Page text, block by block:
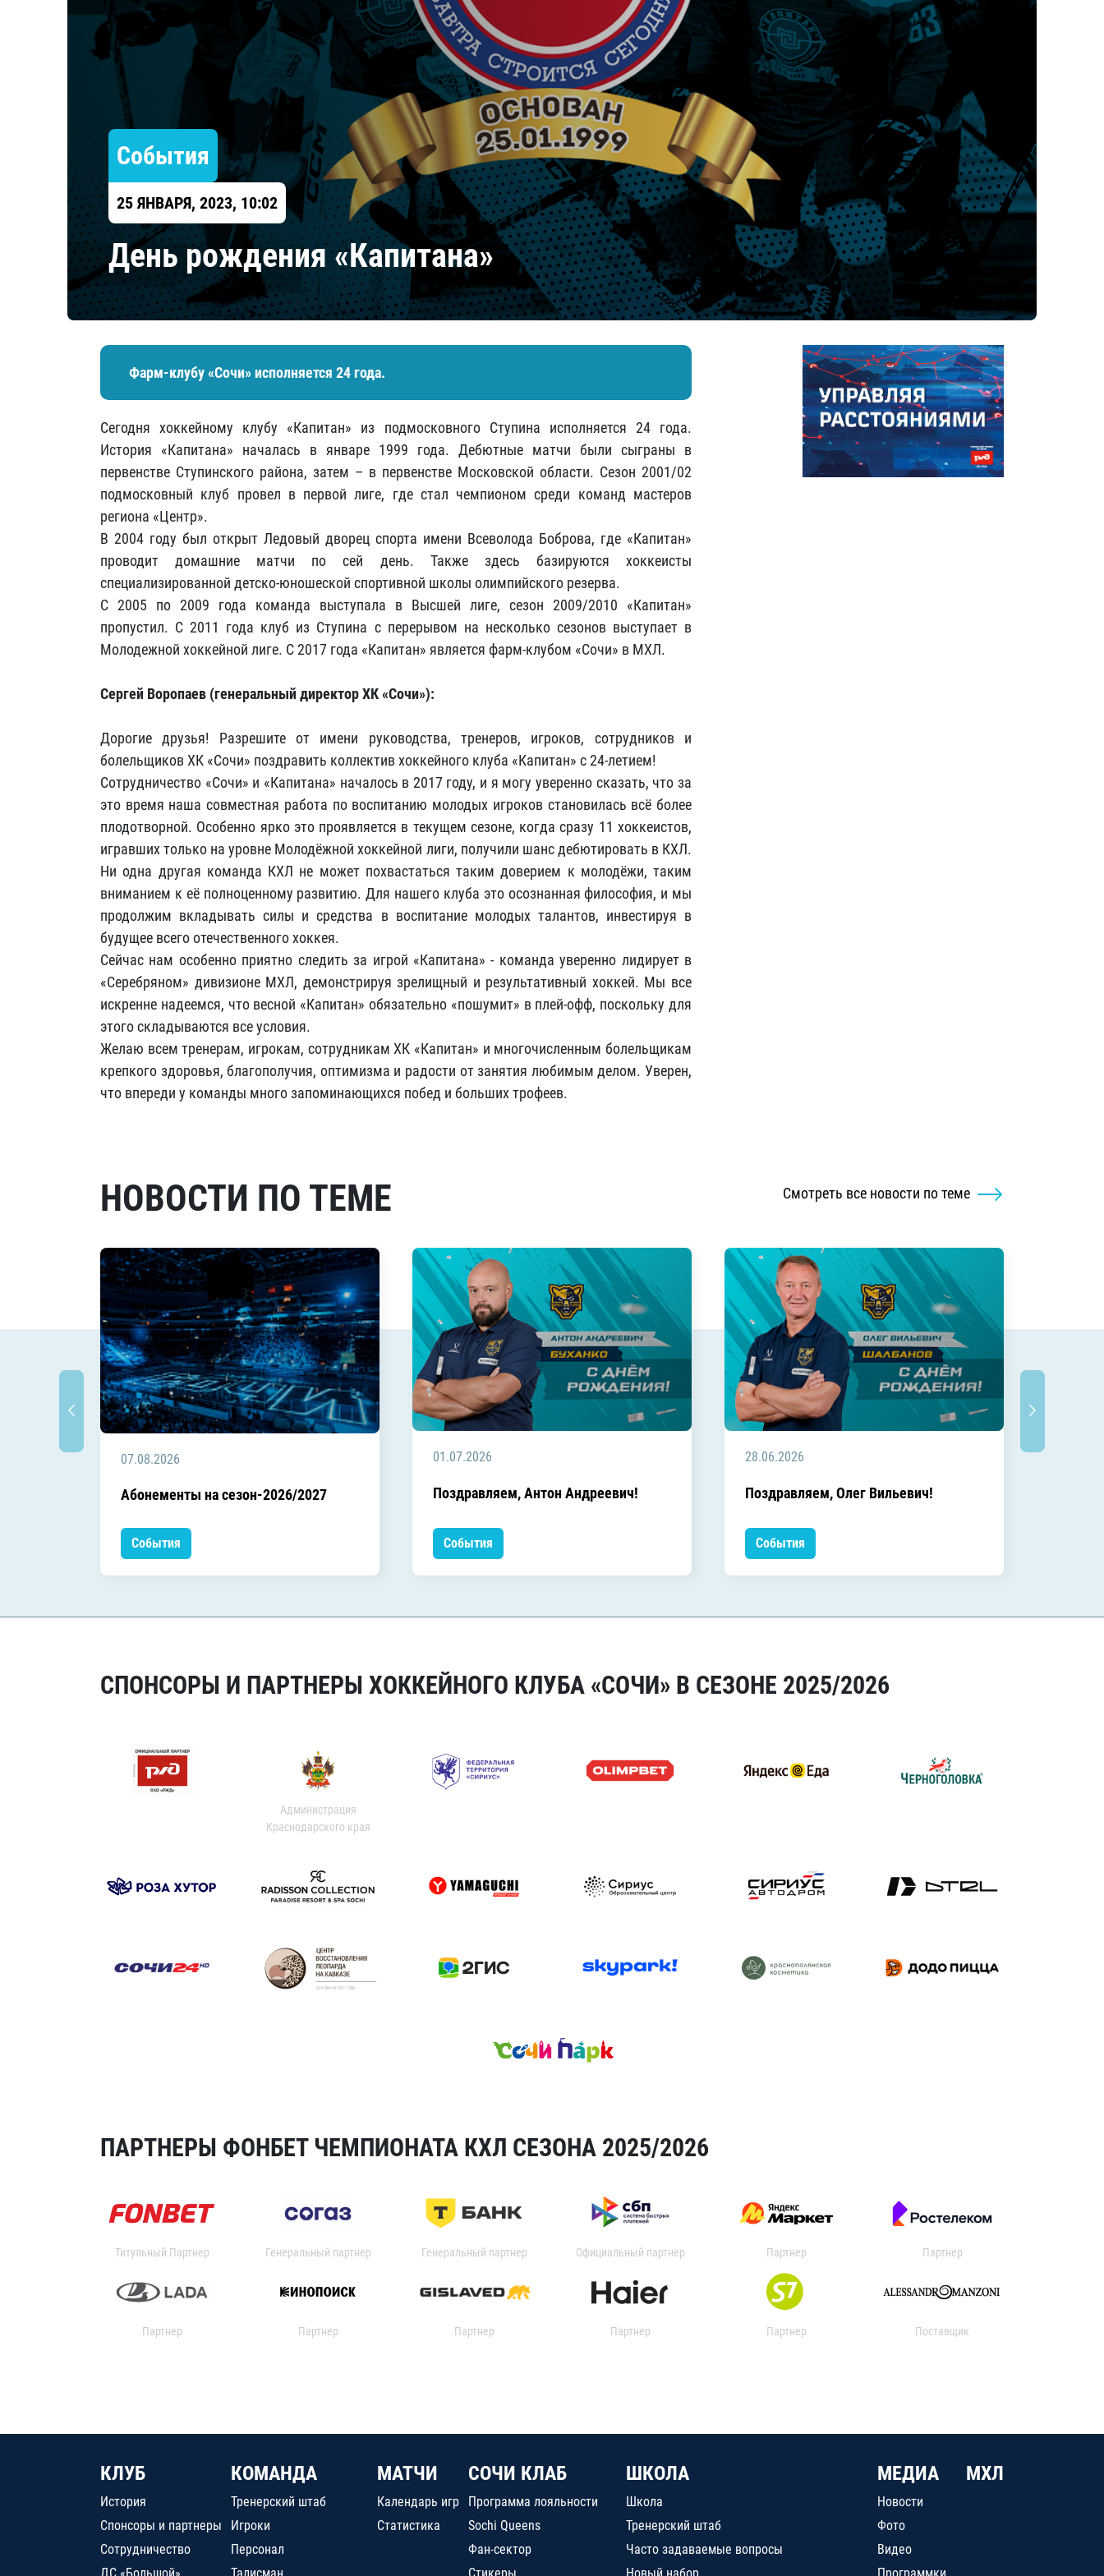
Локомотив
Северсталь
ЦСКА
Шанхайские Драконы
Амур
Барыс
Салават Юлаев
Сибирь
События
25 ЯНВАРЯ, 2023, 10:02
День рождения «Капитана»
Фарм-клубу «Сочи» исполняется 24 года.
Сегодня хоккейному клубу «Капитан» из подмосковного Ступина исполняется 24 года.
История «Капитана» началась в январе 1999 года. Дебютные матчи были сыграны в
первенстве Ступинского района, затем – в первенстве Московской области. Сезон 2001/02
подмосковный клуб провел в первой лиге, где стал чемпионом среди команд мастеров
региона «Центр».
В 2004 году был открыт Ледовый дворец спорта имени Всеволода Боброва, где «Капитан»
проводит домашние матчи по сей день. Также здесь базируются хоккеисты
специализированной детско-юношеской спортивной школы олимпийского резерва.
С 2005 по 2009 года команда выступала в Высшей лиге, сезон 2009/2010 «Капитан»
пропустил. С 2011 года клуб из Ступина с перерывом на несколько сезонов выступает в
Молодежной хоккейной лиге. С 2017 года «Капитан» является фарм-клубом «Сочи» в МХЛ.
Сергей Воропаев (генеральный директор ХК «Сочи»):
Дорогие друзья! Разрешите от имени руководства, тренеров, игроков, сотрудников и
болельщиков ХК «Сочи» поздравить коллектив хоккейного клуба «Капитан» с 24-летием!
Сотрудничество «Сочи» и «Капитана» началось в 2017 году, и я могу уверенно сказать, что за
это время наша совместная работа по воспитанию молодых игроков становилась всё более
плодотворной. Особенно ярко это проявляется в текущем сезоне, когда сразу 11 хоккеистов,
игравших только на уровне Молодёжной хоккейной лиги, получили шанс дебютировать в КХЛ.
Ни одна другая команда КХЛ не может похвастаться таким доверием к молодёжи, таким
вниманием к её полноценному развитию. Для нашего клуба это осознанная философия, и мы
продолжим вкладывать силы и средства в воспитание молодых талантов, инвестируя в
будущее всего отечественного хоккея.
Сейчас нам особенно приятно следить за игрой «Капитана» - команда уверенно лидирует в
«Серебряном» дивизионе МХЛ, демонстрируя зрелищный и результативный хоккей. Мы все
искренне надеемся, что весной «Капитан» обязательно «пошумит» в плей-офф, поскольку для
этого складываются все условия.
Желаю всем тренерам, игрокам, сотрудникам ХК «Капитан» и многочисленным болельщикам
крепкого здоровья, благополучия, оптимизма и радости от занятия любимым делом. Уверен,
что впереди у команды много запоминающихся побед и больших трофеев.
НОВОСТИ ПО ТЕМЕ Смотреть все новости по теме
07.08.2026
Абонементы на сезон-2026/2027
События
01.07.2026
Поздравляем, Антон Андреевич!
События
28.06.2026
Поздравляем, Олег Вильевич!
События
СПОНСОРЫ И ПАРТНЕРЫ ХОККЕЙНОГО КЛУБА «СОЧИ» В СЕЗОНЕ 2025/2026
Администрация
Краснодарского края
ПАРТНЕРЫ ФОНБЕТ ЧЕМПИОНАТА КХЛ СЕЗОНА 2025/2026
Титульный Партнер Генеральный партнер Генеральный партнер Официальный партнер Партнер Партнер
Партнер Партнер Партнер Партнер Партнер Поставщик
КЛУБ
История
Спонсоры и партнеры
Сотрудничество
КОМАНДА
Тренерский штаб
Игроки
Персонал
МАТЧИ
Календарь игр
Статистика
СОЧИ КЛАБ
Программа лояльности
Sochi Queens
Фан-сектор
ШКОЛА
Школа
Тренерский штаб
Часто задаваемые вопросы
МЕДИА
Новости
Фото
Видео
МХЛ